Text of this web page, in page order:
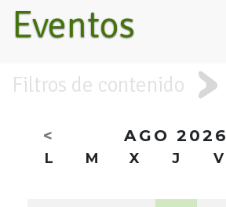
Eventos
Filtros de contenido
< AGO 2026
L M X J V